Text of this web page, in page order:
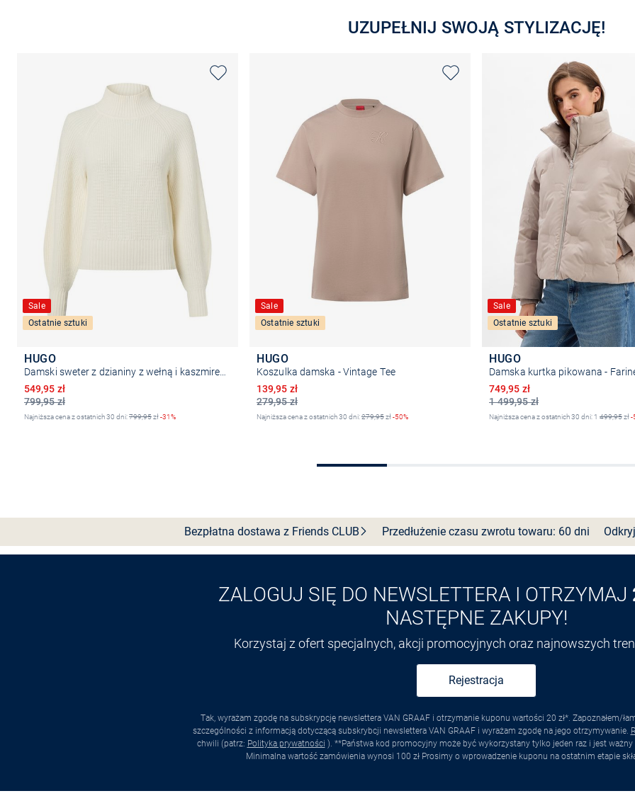
UZUPEŁNIJ SWOJĄ STYLIZACJĘ!
Sale
Ostatnie sztuki
HUGO
799,95 zł
Obniżona cena
549,95 zł
Najniższa cena z ostatnich 30 dni:799,95zł-31%
Sale
Ostatnie sztuki
HUGO
Koszulka damska - Vintage Tee
279,95 zł
Obniżona cena
139,95 zł
Najniższa cena z ostatnich 30 dni:279,95zł-50%
Sale
Ostatnie sztuki
HUGO
Damska kurtka pikowana -
1 499,95 zł
Obniżona cena
749,95 zł
Najniższa cena z ostatnich 30 dni: 1 499,95zł-
Bezpłatna dostawa z FriendsCLUB Przedłużenie czasu zwrotu towaru: 60 dni
ZALOGUJ SIĘ DO NEWSLETTERA I OTRZYMAJ
NASTĘPNE ZAKUPY!
Korzystaj z ofert specjalnych, akcji promocyjnych oraz najnowszych
Rejestracja
Tak, wyrażam zgodę na subskrypcję newslettera VAN GRAAF i otrzymanie kuponu wartości 20 zł*. Zapoznałem/
szczególności z informacją dotyczącą subskrybcji newslettera VAN GRAAF i wyrażam zgodę na jego otrzymywanie.
chwili (patrz: Polityka prywatności ). **Państwa kod promocyjny może być wykorzystany tylko jeden raz i jest
Minimalna wartość zamówienia wynosi 100 zł Prosimy o wprowadzenie kuponu na ostatnim etapie